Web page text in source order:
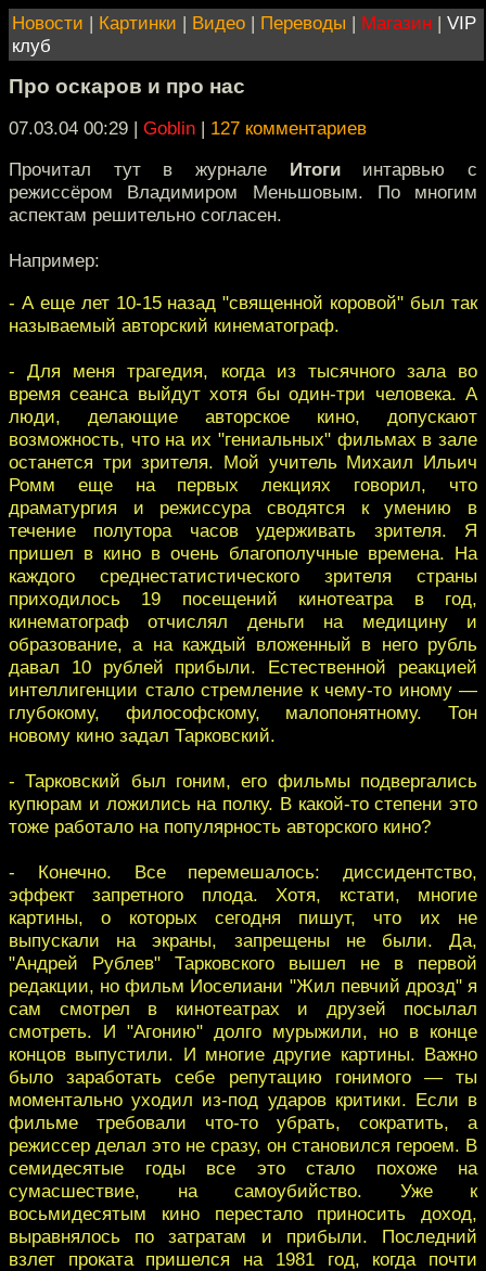
Новости | Картинки | Видео | Переводы | Магазин | VIP
клуб
Про оскаров и про нас
07.03.04 00:29 | Goblin | 127 комментариев
Прочитал тут в журнале Итогиинтарвью с
режиссёром Владимиром Меньшовым. По многим
аспектам решительно согласен.
Например:
- А еще лет 10-15 назад "священной коровой" был так
называемый авторский кинематограф.
- Для меня трагедия, когда из тысячного зала во
время сеанса выйдут хотя бы один-три человека. А
люди, делающие авторское кино, допускают
возможность, что на их "гениальных" фильмах в зале
останется три зрителя. Мой учитель Михаил Ильич
Ромм еще на первых лекциях говорил, что
драматургия и режиссура сводятся к умению в
течение полутора часов удерживать зрителя. Я
пришел в кино в очень благополучные времена. На
каждого среднестатистического зрителя страны
приходилось 19 посещений кинотеатра в год,
кинематограф отчислял деньги на медицину и
образование, а на каждый вложенный в него рубль
давал 10 рублей прибыли. Естественной реакцией
интеллигенции стало стремление к чему-то иному —
глубокому, философскому, малопонятному. Тон
новому кино задал Тарковский.
- Тарковский был гоним, его фильмы подвергались
купюрам и ложились на полку. В какой-то степени это
тоже работало на популярность авторского кино?
- Конечно. Все перемешалось: диссидентство,
эффект запретного плода. Хотя, кстати, многие
картины, о которых сегодня пишут, что их не
выпускали на экраны, запрещены не были. Да,
"Андрей Рублев" Тарковского вышел не в первой
редакции, но фильм Иоселиани "Жил певчий дрозд" я
сам смотрел в кинотеатрах и друзей посылал
смотреть. И "Агонию" долго мурыжили, но в конце
концов выпустили. И многие другие картины. Важно
было заработать себе репутацию гонимого — ты
моментально уходил из-под ударов критики. Если в
фильме требовали что-то убрать, сократить, а
режиссер делал это не сразу, он становился героем. В
семидесятые годы все это стало похоже на
сумасшествие, на самоубийство. Уже к
восьмидесятым кино перестало приносить доход,
выравнялось по затратам и прибыли. Последний
взлет проката пришелся на 1981 год, когда почти